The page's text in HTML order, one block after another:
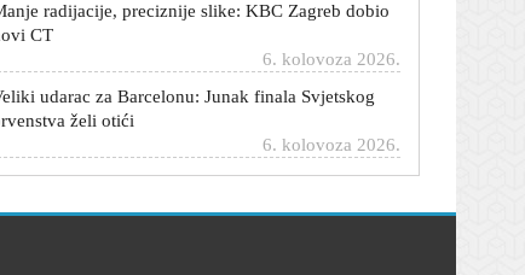
6. kolovoza 2026.
Veliki udarac za Barcelonu: Junak finala Svjetskog
6. kolovoza 2026.
Uhićen načelnik Svetog Ivana Žabno: Lokalni HDZ